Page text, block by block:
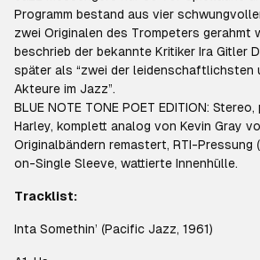
Programm bestand aus vier
zwei Originalen des Trompeters gerahmt
beschrieb der bekannte Kritiker Ira Gitler
später als “zwei der leidenschaftlichsten
Akteure im Jazz”.
BLUE NOTE TONE POET EDITION:
Harley, komplett analog von Kevin Gray
Originalbändern remastert, RTI-Pressung
on-Single Sleeve, wattierte Innenhülle.
Tracklist:
Inta Somethin’ (Pacific Jazz, 1961)